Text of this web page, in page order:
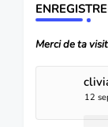
Merci de ta
12